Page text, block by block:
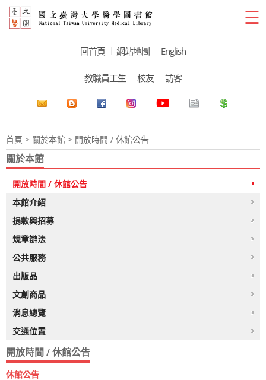
☰
回首頁 網站地圖 English
教職員工生 校友 訪客
首頁 > 關於本館 > 開放時間 / 休館公告
關於本館
開放時間 / 休館公告
本館介紹
捐款與招募
規章辦法
公共服務
出版品
文創商品
消息總覽
交通位置
開放時間 / 休館公告
休館公告